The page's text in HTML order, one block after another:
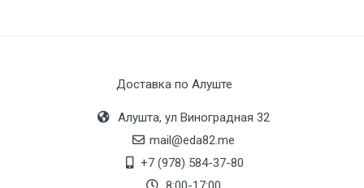
Доставка по Алуште
Алушта, ул Виноградная 32
mail@eda82.me
+7 (978) 584-37-80